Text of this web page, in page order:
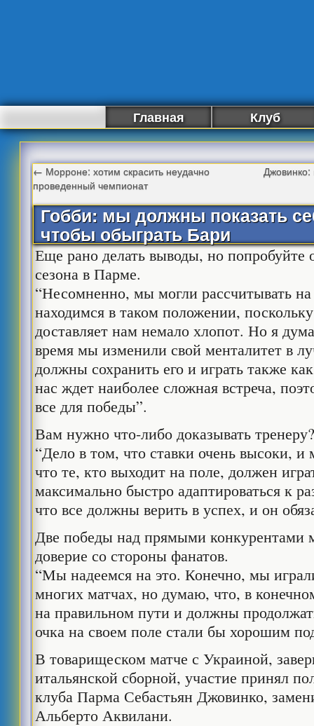
Главная Клуб
← Морроне: хотим скрасить неудачно
проведенный чемпионат
Гобби: мы должны показать
чтобы обыграть Бари
Еще рано делать выводы, но попробуйте
сезона в Парме.
“Несомненно, мы могли рассчитывать
находимся в таком положении,
доставляет нам немало хлопот. Но я
время мы изменили свой менталитет в
должны сохранить его и играть также
нас ждет наиболее сложная встреча,
все для победы”.
Вам нужно что-либо доказывать
“Дело в том, что ставки очень высоки,
что те, кто выходит на поле, должен
максимально быстро адаптироваться к
что все должны верить в успех, и он
Две победы над прямыми конкурентами
доверие со стороны фанатов.
“Мы надеемся на это. Конечно, мы
многих матчах, но думаю, что, в
на правильном пути и должны
очка на своем поле стали бы хорошим
В товарищеском матче с Украиной,
итальянской сборной, участие принял
клуба Парма Себастьян Джовинко,
Альберто Аквилани.